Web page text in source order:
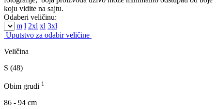
koju vidite na sajtu.
Odaberi veličinu:
m l 2xl xl 3xl
Uputstvo za odabir veličine
Veličina
S (48)
Obim grudi 1
86 - 94 cm